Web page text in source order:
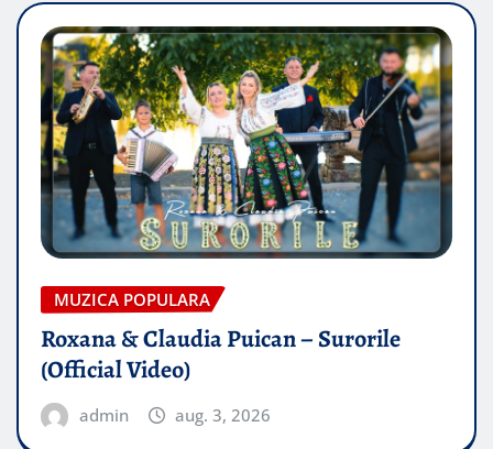
MUZICA POPULARA
Roxana & Claudia Puican – Surorile
(Official Video)
admin aug. 3, 2026